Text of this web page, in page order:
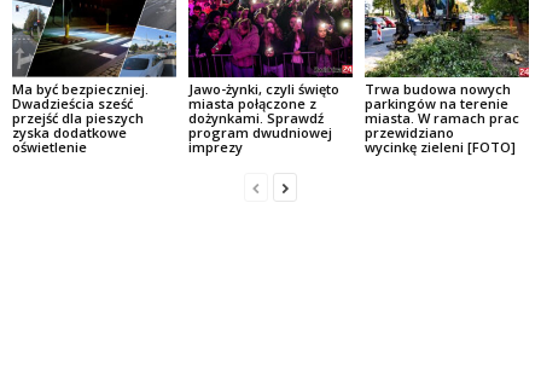
Ma być bezpieczniej.
Dwadzieścia sześć
przejść dla pieszych
zyska dodatkowe
oświetlenie
Jawo-żynki, czyli święto
miasta połączone z
dożynkami. Sprawdź
program dwudniowej
imprezy
Trwa budowa nowych
parkingów na terenie
miasta. W ramach prac
przewidziano
wycinkę zieleni [FOTO]